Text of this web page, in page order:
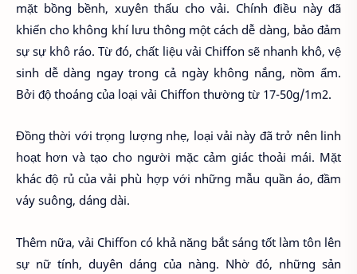
mặt bồng bềnh, xuyên thấu cho vải. Chính điều này đã
khiến cho không khí lưu thông một cách dễ dàng, bảo đảm
sự sự khô ráo. Từ đó, chất liệu vải Chiffon sẽ nhanh khô, vệ
sinh dễ dàng ngay trong cả ngày không nắng, nồm ẩm.
Bởi độ thoáng của loại vải Chiffon thường từ 17-50g/1m2.
Đồng thời với trọng lượng nhẹ, loại vải này đã trở nên linh
hoạt hơn và tạo cho người mặc cảm giác thoải mái. Mặt
khác độ rủ của vải phù hợp với những mẫu quần áo, đầm
váy suông, dáng dài.
Thêm nữa, vải Chiffon có khả năng bắt sáng tốt làm tôn lên
sự nữ tính, duyên dáng của nàng. Nhờ đó, những sản